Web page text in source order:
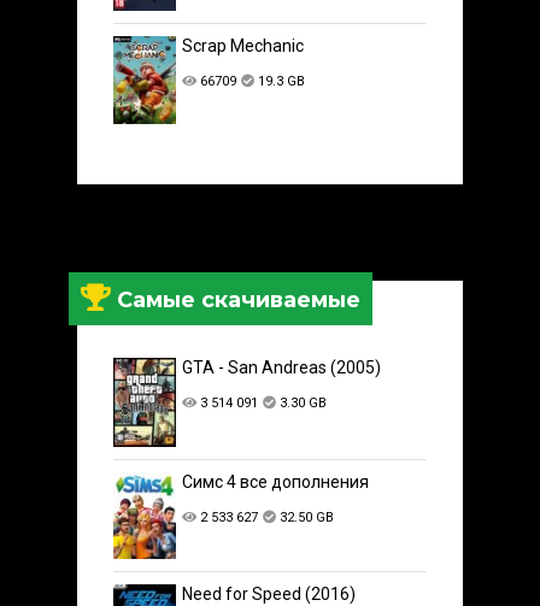
Scrap Mechanic
66709 19.3 GB
Самые скачиваемые
GTA - San Andreas (2005)
3 514 091 3.30 GB
Симс 4 все дополнения
2 533 627 32.50 GB
Need for Speed (2016)